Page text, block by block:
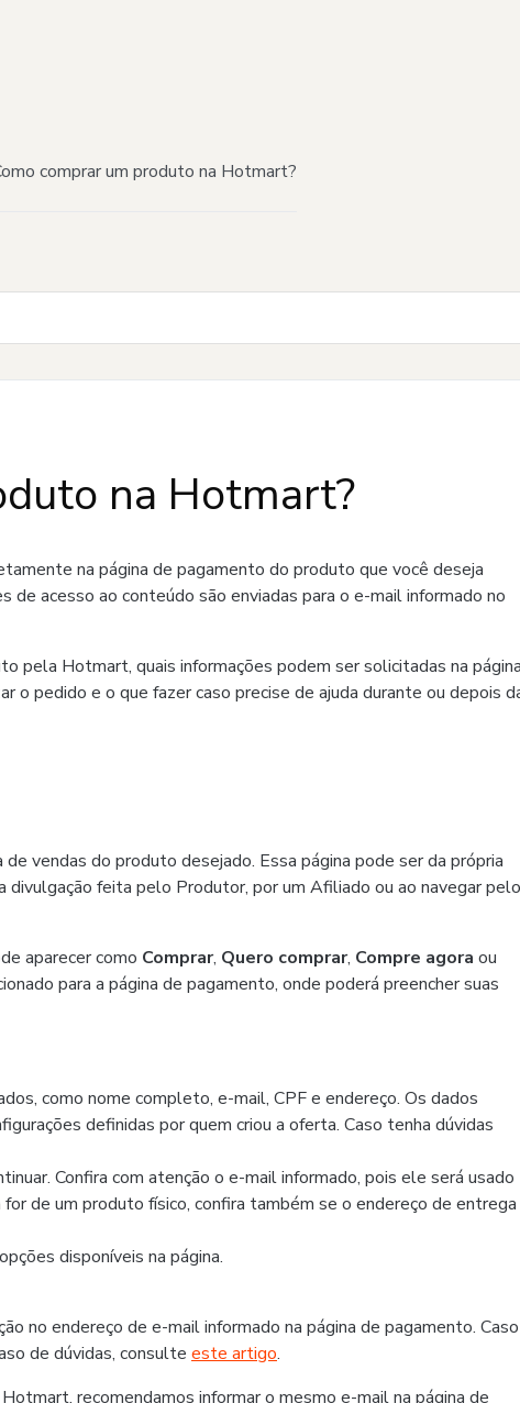
comprar um produto na Hotmart?
na Hotmart?
na página de pagamento do produto que você deseja
de acesso ao conteúdo são enviadas para o e-mail informado no
pela Hotmart, quais informações podem ser solicitadas na
o pedido e o que fazer caso precise de ajuda durante ou depois
vendas do produto desejado. Essa página pode ser da própria
feita pelo Produtor, por um Afiliado ou ao navegar pelo
aparecer como Comprar, Quero comprar, Compre agora ou
para a página de pagamento, onde poderá preencher suas
como nome completo, e-mail, CPF e endereço. Os dados
definidas por quem criou a oferta. Caso tenha dúvidas
Confira com atenção o e-mail informado, pois ele será usado
for de um produto físico, confira também se o endereço de entrega
disponíveis na página.
no endereço de e-mail informado na página de pagamento. Caso
de dúvidas, consulte este artigo.
recomendamos informar o mesmo e-mail na página de